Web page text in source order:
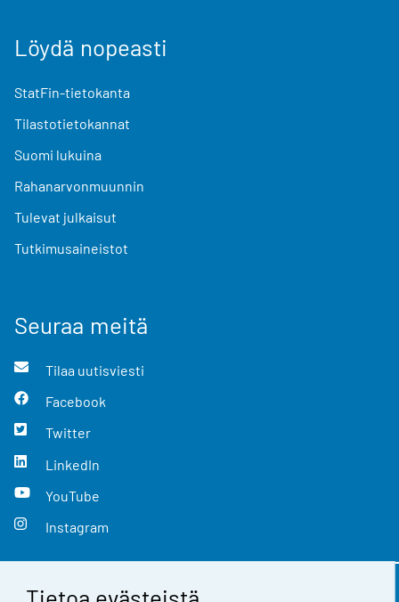
Löydä nopeasti
StatFin-tietokanta
Tilastotietokannat
Suomi lukuina
Rahanarvonmuunnin
Tulevat julkaisut
Tutkimusaineistot
Seuraa meitä
Tilaa uutisviesti
Facebook
Twitter
LinkedIn
YouTube
Instagram